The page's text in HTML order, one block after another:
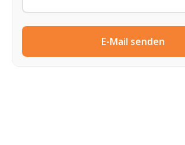
E-Mail senden